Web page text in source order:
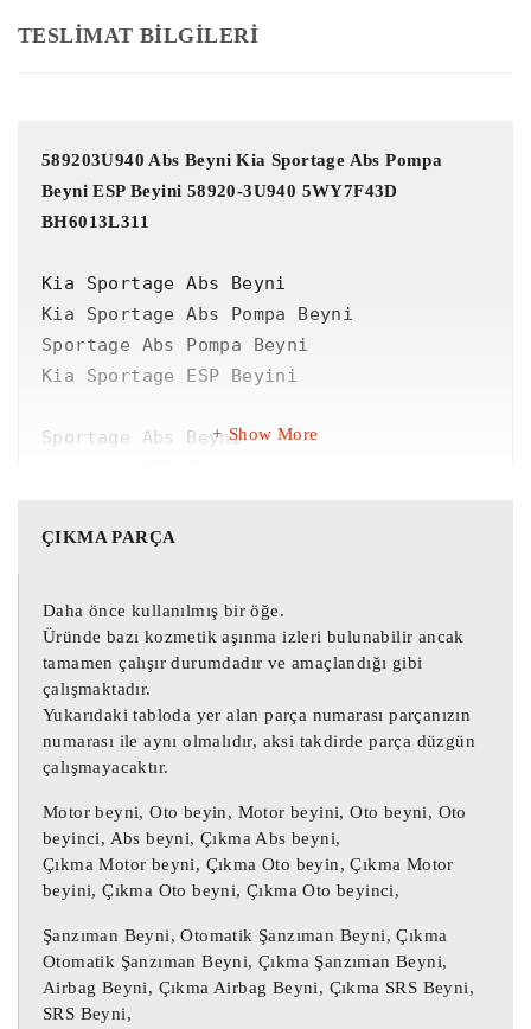
TESLİMAT BİLGİLERİ
589203U940 Abs Beyni Kia Sportage Abs Pompa
Beyni ESP Beyini 58920-3U940 5WY7F43D
BH6013L311
Kia Sportage Abs Beyni
Kia Sportage Abs Pompa Beyni
Sportage Abs Pompa Beyni
Kia Sportage ESP Beyini
Sportage Abs Beyni
58920-3U940 Kia Sportage Abs Pompa Beyni
589203U940 Kia Sportage ESP Beyini
58920-3U940 Sportage Abs Beyni
5WY7F43D Sportage ESP Beyini
Kia Sportage Abs Beyni 589203U940
Kia Sportage Abs Pompa Beyni 58920-3U940
Sportage Abs Pompa Beyni 5WY7F43D
Kia Sportage ESP Beyini 589203U940
Sportage Abs Beyni 58920-3U940
Sportage ESP Beyini 5WY7F43D
589203U940 Abs Beyni 58920-3U940
5WY7F43D Kia Sportage Abs Beyni
Show More
ÇIKMA PARÇA
Daha önce kullanılmış bir öğe.
Üründe bazı kozmetik aşınma izleri bulunabilir ancak
tamamen çalışır durumdadır ve amaçlandığı gibi
çalışmaktadır.
Yukarıdaki tabloda yer alan parça numarası parçanızın
numarası ile aynı olmalıdır, aksi takdirde parça düzgün
çalışmayacaktır.
Motor beyni, Oto beyin, Motor beyini, Oto beyni, Oto
beyinci, Abs beyni, Çıkma Abs beyni,
Çıkma Motor beyni, Çıkma Oto beyin, Çıkma Motor
beyini, Çıkma Oto beyni, Çıkma Oto beyinci,
Şanzıman Beyni, Otomatik Şanzıman Beyni, Çıkma
Otomatik Şanzıman Beyni, Çıkma Şanzıman Beyni,
Airbag Beyni, Çıkma Airbag Beyni, Çıkma SRS Beyni,
SRS Beyni,